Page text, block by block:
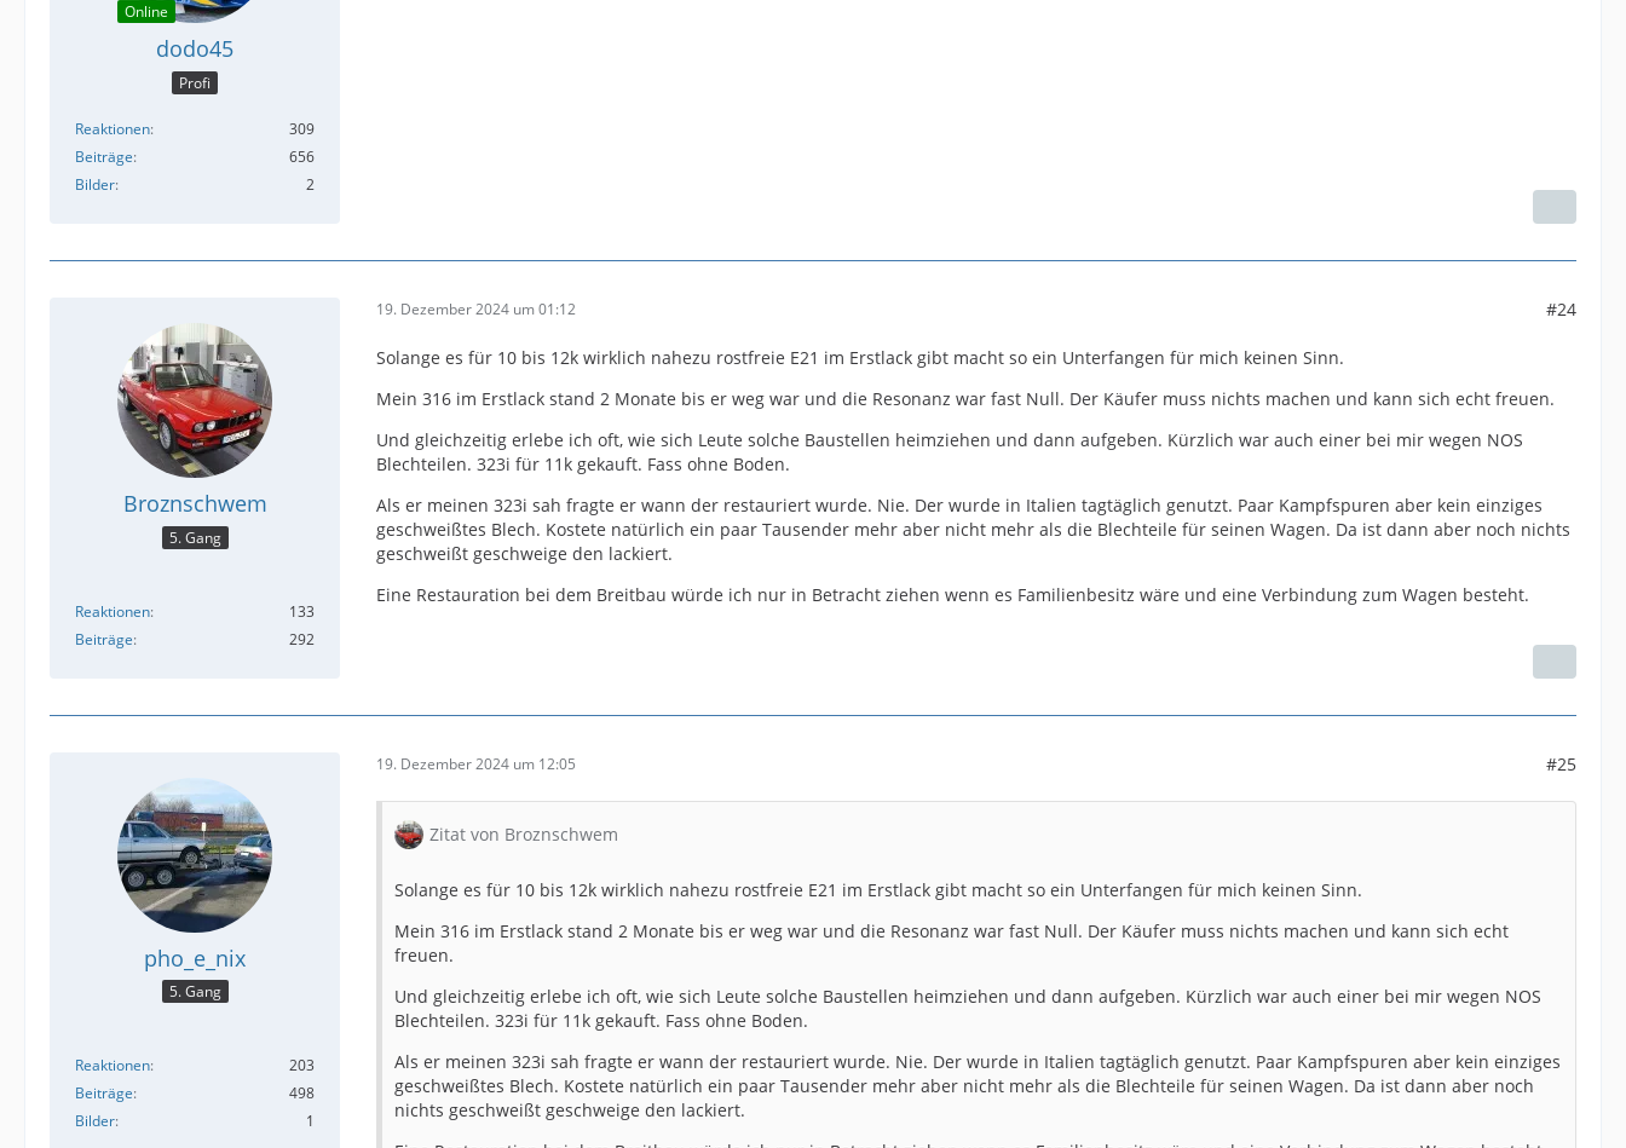
Online
dodo45
Profi
Reaktionen
309
Beiträge
656
Bilder
2
Broznschwem
5. Gang
Reaktionen
133
Beiträge
292
19. Dezember 2024 um 01:12 #24
Solange es für 10 bis 12k wirklich nahezu rostfreie E21 im Erstlack gibt macht so ein Unterfangen für mich keinen Sinn.
Mein 316 im Erstlack stand 2 Monate bis er weg war und die Resonanz war fast Null. Der Käufer muss nichts machen und kann sich echt freuen.
Und gleichzeitig erlebe ich oft, wie sich Leute solche Baustellen heimziehen und dann aufgeben. Kürzlich war auch einer bei mir wegen NOS
Blechteilen. 323i für 11k gekauft. Fass ohne Boden.
Als er meinen 323i sah fragte er wann der restauriert wurde. Nie. Der wurde in Italien tagtäglich genutzt. Paar Kampfspuren aber kein einziges
geschweißtes Blech. Kostete natürlich ein paar Tausender mehr aber nicht mehr als die Blechteile für seinen Wagen. Da ist dann aber noch nichts
geschweißt geschweige den lackiert.
Eine Restauration bei dem Breitbau würde ich nur in Betracht ziehen wenn es Familienbesitz wäre und eine Verbindung zum Wagen besteht.
pho_e_nix
5. Gang
Reaktionen
203
Beiträge
498
Bilder
1
19. Dezember 2024 um 12:05 #25
Zitat von Broznschwem
Solange es für 10 bis 12k wirklich nahezu rostfreie E21 im Erstlack gibt macht so ein Unterfangen für mich keinen Sinn.
Mein 316 im Erstlack stand 2 Monate bis er weg war und die Resonanz war fast Null. Der Käufer muss nichts machen und kann sich echt
freuen.
Und gleichzeitig erlebe ich oft, wie sich Leute solche Baustellen heimziehen und dann aufgeben. Kürzlich war auch einer bei mir wegen NOS
Blechteilen. 323i für 11k gekauft. Fass ohne Boden.
Als er meinen 323i sah fragte er wann der restauriert wurde. Nie. Der wurde in Italien tagtäglich genutzt. Paar Kampfspuren aber kein einziges
geschweißtes Blech. Kostete natürlich ein paar Tausender mehr aber nicht mehr als die Blechteile für seinen Wagen. Da ist dann aber noch
nichts geschweißt geschweige den lackiert.